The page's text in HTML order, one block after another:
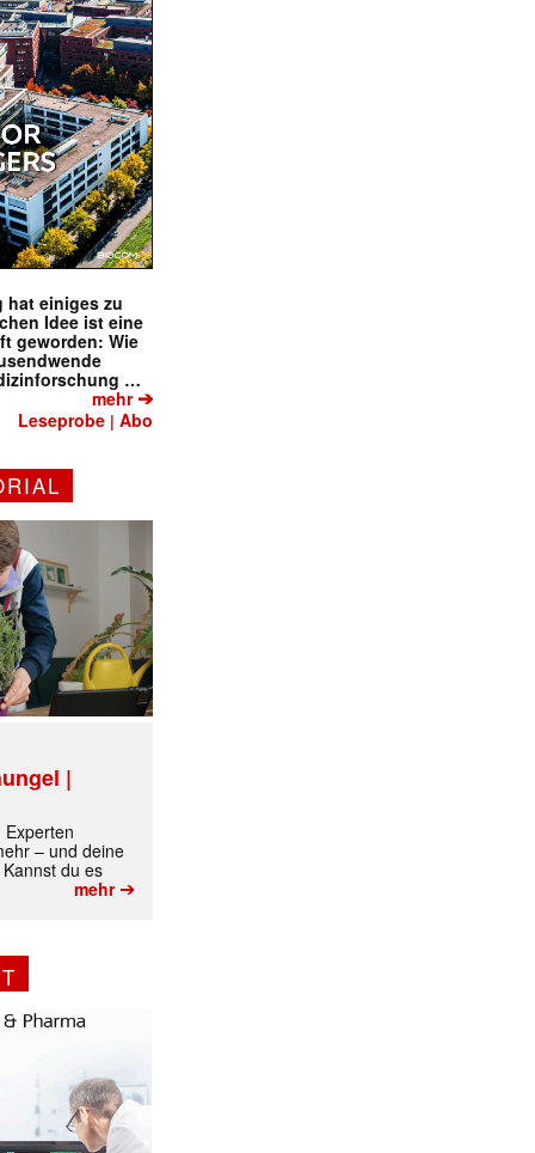
hat einiges zu
Idee ist eine
geworden: Wie
…
mehr➔
Leseprobe |Abo
|
Experten
– und deine
du es
mehr➔